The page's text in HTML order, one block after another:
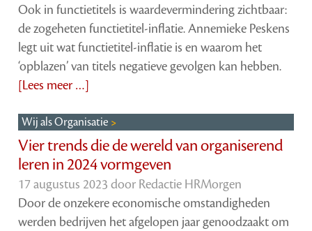
Ook in functietitels is waardevermindering zichtbaar:
de zogeheten functietitel-inflatie. Annemieke Peskens
legt uit wat functietitel-inflatie is en waarom het
‘opblazen’ van titels negatieve gevolgen kan hebben.
[Lees meer …]
Wij als Organisatie
Vier trends die de wereld van organiserend
leren in 2024 vormgeven
17 augustus 2023 door Redactie HRMorgen
Door de onzekere economische omstandigheden
werden bedrijven het afgelopen jaar genoodzaakt om